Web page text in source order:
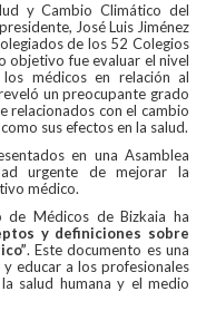
y Cambio Climático del
José Luis Jiménez
de los 52 Colegios
objetivo fue evaluar el nivel
médicos en relación al
un preocupante grado
relacionados con el cambio
sus efectos en la salud.
en una Asamblea
urgente de mejorar la
médico.
de Médicos de Bizkaia ha
y definiciones sobre
. Este documento es una
educar a los profesionales
salud humana y el medio